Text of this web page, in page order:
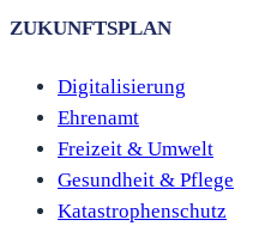
ZUKUNFTSPLAN
Digitalisierung
Ehrenamt
Freizeit & Umwelt
Gesundheit & Pflege
Katastrophenschutz